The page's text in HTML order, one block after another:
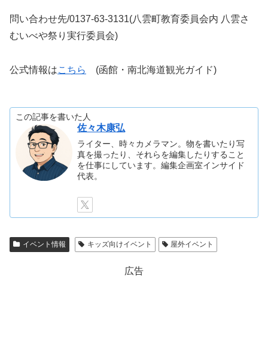
問い合わせ先/0137-63-3131(八雲町教育委員会内 八雲さ
むいべや祭り実行委員会)
公式情報はこちら (函館・南北海道観光ガイド)
この記事を書いた人
佐々木康弘
ライター、時々カメラマン。物を書いたり写
真を撮ったり、それらを編集したりすること
を仕事にしています。編集企画室インサイド
代表。
イベント情報 キッズ向けイベント 屋外イベント
広告